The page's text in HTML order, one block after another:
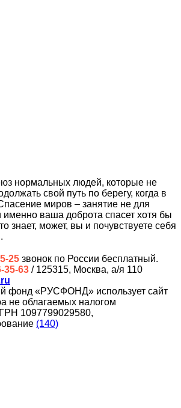
нормальных людей, которые не
свой путь по берегу, когда в
миров – занятие не для
ваша доброта спасет хотя бы
знает, может, вы и почувствуете себя
25 звонок по России бесплатный.
35-63 / 125315, Москва, а/я 110
фонд «РУСФОНД» использует сайт
не облагаемых налогом
1097799029580,
(140)